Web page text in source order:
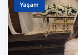
Yaşam